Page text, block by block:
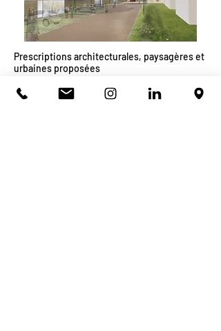
Prescriptions architecturales, paysagères et
urbaines proposées